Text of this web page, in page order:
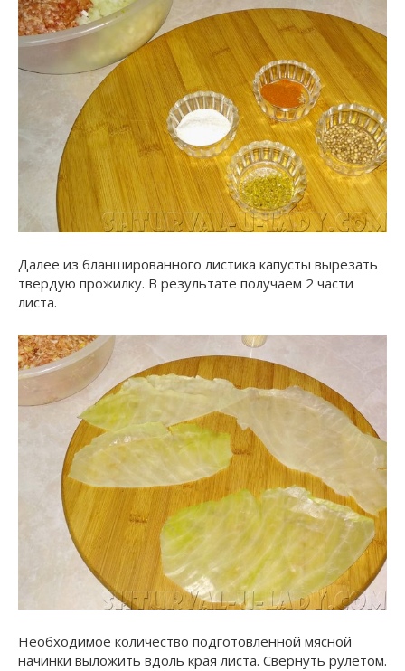
Далее из бланшированного листика капусты вырезать
твердую прожилку. В результате получаем 2 части
листа.
Необходимое количество подготовленной мясной
начинки выложить вдоль края листа. Свернуть рулетом.